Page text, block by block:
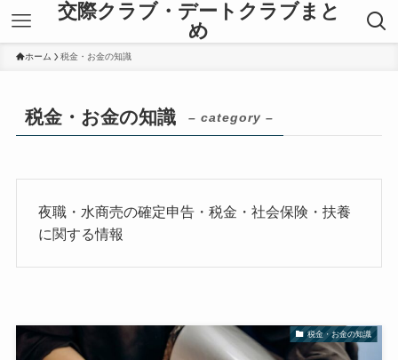
交際クラブ・デートクラブまと
め
ホーム 税金・お金の知識
税金・お金の知識 – category –
夜職・水商売の確定申告・税金・社会保険・扶養
に関する情報
税金・お金の知識